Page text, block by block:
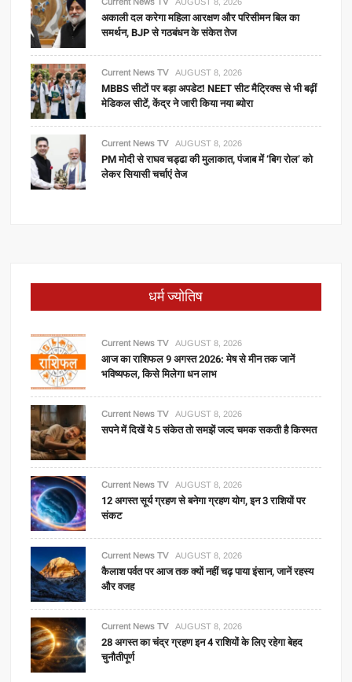
अकाली दल करेगा महिला आरक्षण और परिसीमन बिल का
समर्थन, BJP से गठबंधन के संकेत तेज
Current News TV AUGUST 8, 2026
MBBS सीटों पर बड़ा अपडेट! NEET सीट मैट्रिक्स से भी बढ़ीं
मेडिकल सीटें, केंद्र ने जारी किया नया ब्योरा
Current News TV AUGUST 8, 2026
PM मोदी से राघव चड्ढा की मुलाकात, पंजाब में ‘बिग रोल’ को
लेकर सियासी चर्चाएं तेज
धर्म ज्योतिष
Current News TV AUGUST 8, 2026
आज का राशिफल 9 अगस्त 2026: मेष से मीन तक जानें
भविष्यफल, किसे मिलेगा धन लाभ
Current News TV AUGUST 8, 2026
सपने में दिखें ये 5 संकेत तो समझें जल्द चमक सकती है किस्मत
Current News TV AUGUST 8, 2026
12 अगस्त सूर्य ग्रहण से बनेगा ग्रहण योग, इन 3 राशियों पर
संकट
Current News TV AUGUST 8, 2026
कैलाश पर्वत पर आज तक क्यों नहीं चढ़ पाया इंसान, जानें रहस्य
और वजह
Current News TV AUGUST 8, 2026
28 अगस्त का चंद्र ग्रहण इन 4 राशियों के लिए रहेगा बेहद
चुनौतीपूर्ण